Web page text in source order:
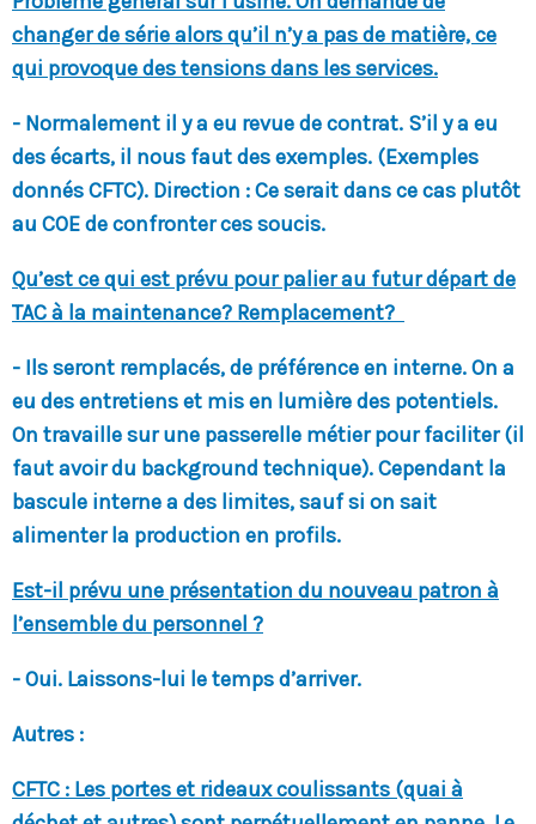
changer de série alors qu’il n’y a pas de matière, ce
qui provoque des tensions dans les services.
- Normalement il y a eu revue de contrat. S’il y a eu
des écarts, il nous faut des exemples. (Exemples
donnés CFTC). Direction : Ce serait dans ce cas plutôt
au COE de confronter ces soucis.
Qu’est ce qui est prévu pour palier au futur départ de
TAC à la maintenance? Remplacement?
- Ils seront remplacés, de préférence en interne. On a
eu des entretiens et mis en lumière des potentiels.
On travaille sur une passerelle métier pour faciliter (il
faut avoir du background technique). Cependant la
bascule interne a des limites, sauf si on sait
alimenter la production en profils.
Est-il prévu une présentation du nouveau patron à
l’ensemble du personnel ?
- Oui. Laissons-lui le temps d’arriver.
Autres :
CFTC : Les portes et rideaux coulissants (quai à